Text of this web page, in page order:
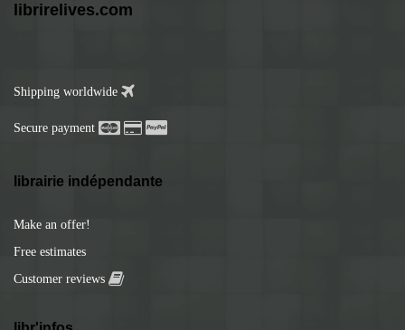
librirelives.com
Shipping worldwide
Secure payment
librairie indépendante
Make an offer!
Free estimates
Customer reviews